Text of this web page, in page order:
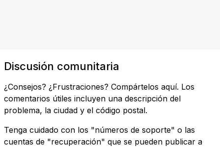
Discusión comunitaria
¿Consejos? ¿Frustraciones? Compártelos aquí. Los
comentarios útiles incluyen una descripción del
problema, la ciudad y el código postal.
Tenga cuidado con los "números de soporte" o las
cuentas de "recuperación" que se pueden publicar a